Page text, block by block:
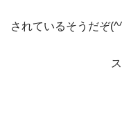
されているそうだぞ